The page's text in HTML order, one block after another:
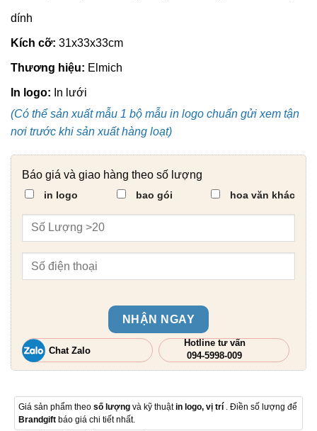
dính
Kích cỡ: 31x33x33cm
Thương hiệu: Elmich
In logo: In lưới
(Có thể sản xuất mẫu 1 bộ mẫu in logo chuẩn gửi xem tận
nơi trước khi sản xuất hàng loạt)
Báo giá và giao hàng theo số lượng
in logo bao gói hoa văn khác
NHẬN NGAY
Chat Zalo
Hotline tư vấn
094-5998-009
Giá sản phẩm theo số lượng và kỹ thuậtin logo, vị trí . Điền số lượng để
Brandgift báo giá chi tiết nhất.